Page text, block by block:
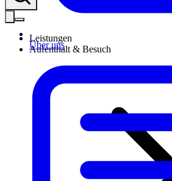
Über uns
Leistungen
Aufenthalt & Besuch